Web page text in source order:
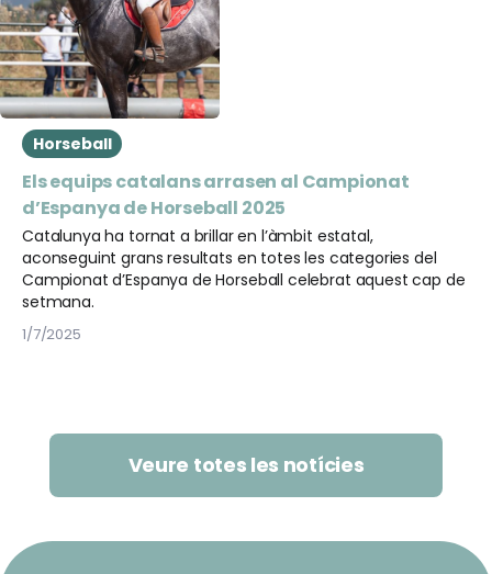
Horseball
Els equips catalans arrasen al Campionat
d’Espanya de Horseball 2025
Catalunya ha tornat a brillar en l’àmbit estatal,
aconseguint grans resultats en totes les categories del
Campionat d’Espanya de Horseball celebrat aquest cap de
setmana.
1/7/2025
Veure totes les notícies